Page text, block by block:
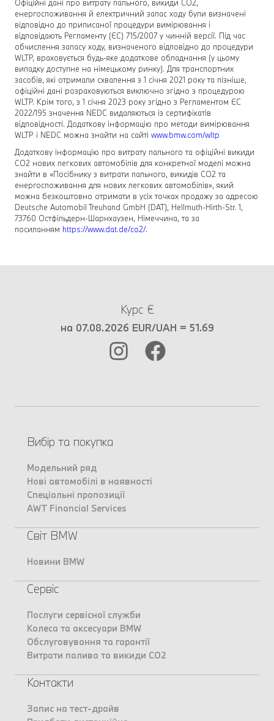
Офіційні дані про витрату пального, викиди CO2,
енергоспоживання й електричний запас ходу були визначені
відповідно до приписаної процедури вимірювання і
відповідають Регламенту (ЄС) 715/2007 у чинній версії. Під час
обчислення запасу ходу, визначеного відповідно до процедури
WLTP, враховується будь-яке додаткове обладнання (у цьому
випадку доступне на німецькому ринку). Для транспортних
засобів, які отримали схвалення з 1 січня 2021 року та пізніше,
офіційні дані розраховуються виключно згідно з процедурою
WLTP. Крім того, з 1 січня 2023 року згідно з Регламентом ЄС
2022/195 значення NEDC видаляються із сертифікатів
відповідності. Додаткову інформацію про методи вимірювання
WLTP і NEDC можна знайти на сайті www.bmw.com/wltp
Додаткову інформацію про витрату пального та офіційні викиди
CO2 нових легкових автомобілів для конкретної моделі можна
знайти в «Посібнику з витрати пального, викидів CO2 та
енергоспоживання для нових легкових автомобілів», який
можна безкоштовно отримати в усіх точках продажу за адресою
Deutsche Automobil Treuhand GmbH (DAT), Hellmuth-Hirth-Str. 1,
73760 Остфільдерн-Шарнхаузен, Німеччина, та за
посиланням https://www.dat.de/co2/.
Курс €
на 07.08.2026 EUR/UAH = 51.69
Вибір та покупка
Модельний ряд
Нові автомобілі в наявності
Спеціальні пропозиції
AWT Financial Services
Світ BMW
Новини BMW
Сервіс
Послуги сервісної служби
Колеса та аксесуари BMW
Обслуговування та гарантії
Витрати палива та викиди CO2
Контакти
Запис на тест-драйв